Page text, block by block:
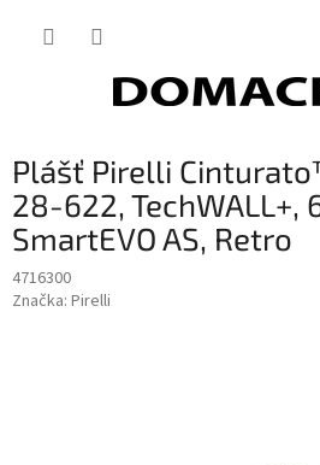
Plášť Pirelli
28-622, TechWALL+,
SmartEVO AS, Retro
4716300
Značka: Pirelli